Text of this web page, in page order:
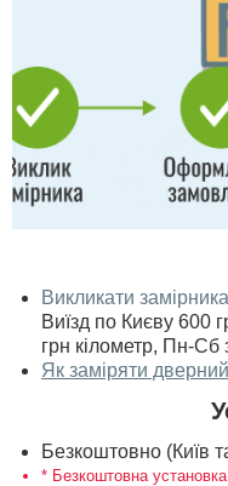
Викликати замірника
Виїзд по Києву 600
грн кілометр, Пн-Сб
Як заміряти
Безкоштовно (Київ
* Безкоштовна установка